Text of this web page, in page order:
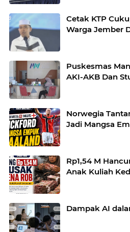
Cetak KTP
Warga Jember
Puskesmas
AKI-AKB Dan
Norwegia
Jadi Mangsa
Rp1,54 M
Anak Kuliah
Dampak AI